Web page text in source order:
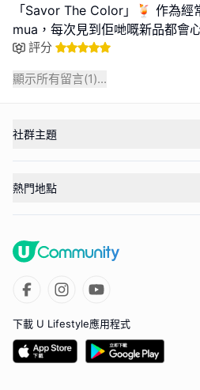
「Savor The Color」🍹 作為經
mua，每次見到佢哋嘅新品都會
評分
顯示所有留言(1)...
社群主題
熱門地點
下載 U Lifestyle應用程式